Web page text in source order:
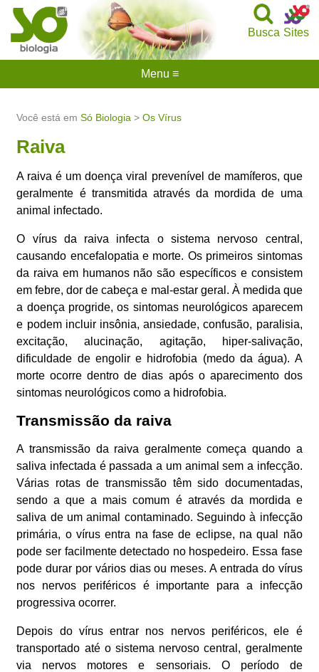
Sites
Busca
Você está emSó Biologia >Os Vírus
Raiva
A raiva é um doença viral prevenível de mamíferos, que
geralmente é transmitida através da mordida de uma
animal infectado.
O vírus da raiva infecta o sistema nervoso central,
causando encefalopatia e morte. Os primeiros sintomas
da raiva em humanos não são específicos e consistem
em febre, dor de cabeça e mal-estar geral. À medida que
a doença progride, os sintomas neurológicos aparecem
e podem incluir insônia, ansiedade, confusão, paralisia,
excitação, alucinação, agitação, hiper-salivação,
dificuldade de engolir e hidrofobia (medo da água). A
morte ocorre dentro de dias após o aparecimento dos
sintomas neurológicos como a hidrofobia.
Transmissão da raiva
A transmissão da raiva geralmente começa quando a
saliva infectada é passada a um animal sem a infecção.
Várias rotas de transmissão têm sido documentadas,
sendo a que a mais comum é através da mordida e
saliva de um animal contaminado. Seguindo à infecção
primária, o vírus entra na fase de eclipse, na qual não
pode ser facilmente detectado no hospedeiro. Essa fase
pode durar por vários dias ou meses. A entrada do vírus
nos nervos periféricos é importante para a infecção
progressiva ocorrer.
Depois do vírus entrar nos nervos periféricos, ele é
transportado até o sistema nervoso central, geralmente
via nervos motores e sensoriais. O período de